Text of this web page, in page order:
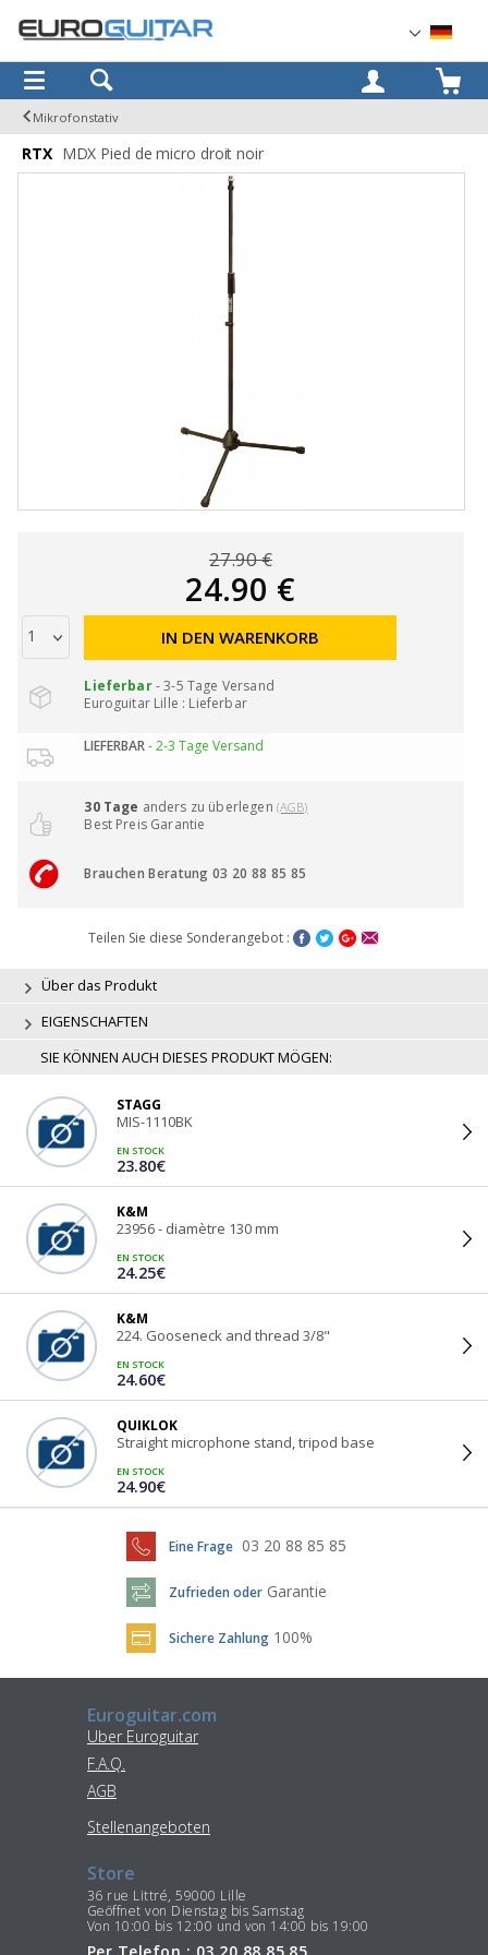
OK
Mikrofonstativ
RTX MDX Pied de micro droit noir
27.90 €
24.90 €
IN DEN WARENKORB
Lieferbar- 3-5 Tage Versand
Euroguitar Lille : Lieferbar
LIEFERBAR- 2-3 Tage Versand
30 Tage anders zu überlegen (AGB)
Best Preis Garantie
Brauchen Beratung 03 20 88 85 85
Teilen Sie diese Sonderangebot :
Über das Produkt
EIGENSCHAFTEN
SIE KÖNNEN AUCH DIESES PRODUKT MÖGEN:
STAGG
MIS-1110BK
EN STOCK
23.80€
K&M
23956 - diamètre 130 mm
EN STOCK
24.25€
K&M
224. Gooseneck and thread 3/8"
EN STOCK
24.60€
QUIKLOK
Straight microphone stand, tripod base
EN STOCK
24.90€
Eine Frage 03 20 88 85 85
Zufrieden oder Garantie
Sichere Zahlung 100%
Euroguitar.com
Uber Euroguitar
F.A.Q.
AGB
Stellenangeboten
Store
36 rue Littré, 59000 Lille
Geöffnet von Dienstag bis Samstag
Von 10:00 bis 12:00 und von 14:00 bis 19:00
Per Telefon : 03 20 88 85 85